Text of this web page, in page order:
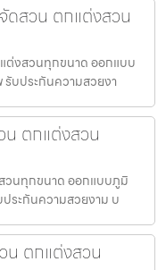
สวน ตกแต่งสวน
งสวนทุกขนาด ออกแบบ
บประกันความสวยงา
น ตกแต่งสวน
วนทุกขนาด ออกแบบภูมิ
ระกันความสวยงาม บ
น ตกแต่งสวน